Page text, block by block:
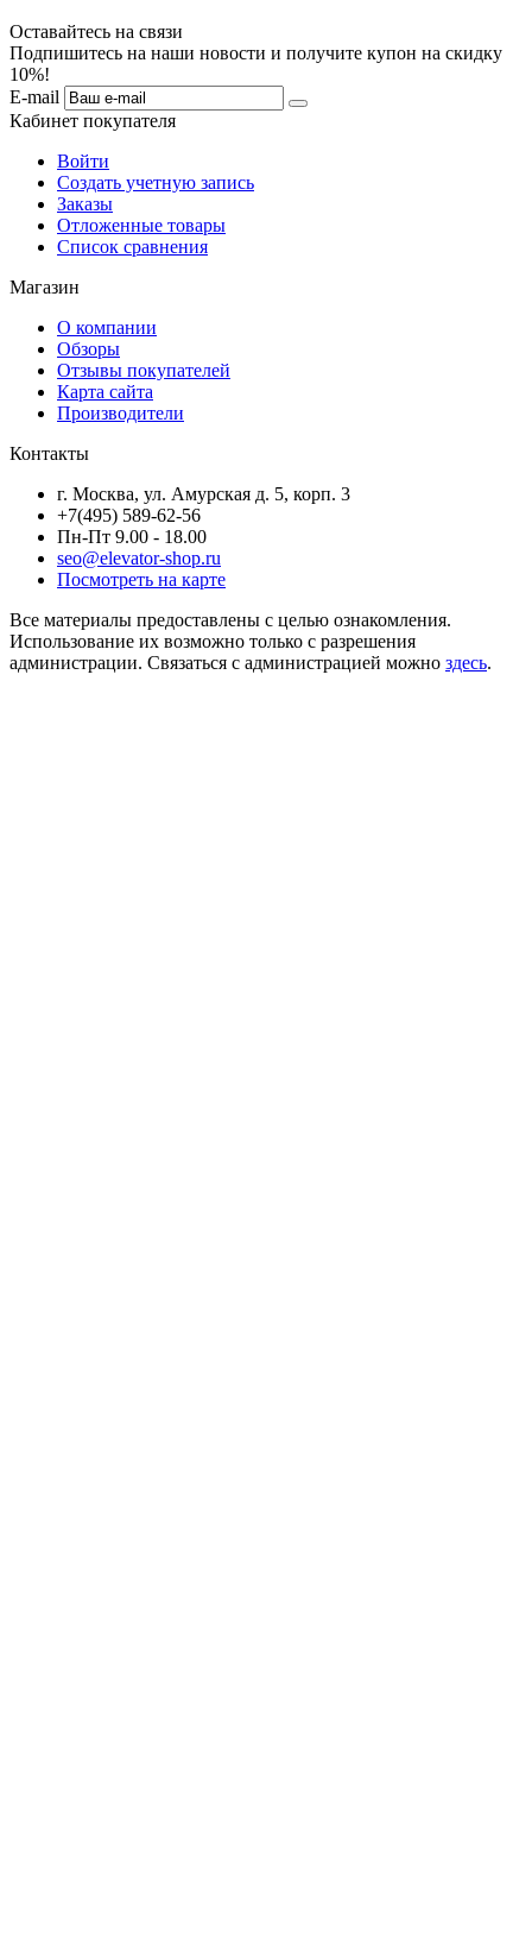
Оставайтесь на связи
Подпишитесь на наши новости и получите купон на скидку
10%!
E-mail
Кабинет покупателя
Войти
Создать учетную запись
Заказы
Отложенные товары
Список сравнения
Магазин
О компании
Обзоры
Отзывы покупателей
Карта сайта
Производители
Контакты
г. Москва, ул. Амурская д. 5, корп. 3
+7(495) 589-62-56
Пн-Пт 9.00 - 18.00
seo@elevator-shop.ru
Посмотреть на карте
Все материалы предоставлены с целью ознакомления.
Использование их возможно только с разрешения
администрации. Связаться с администрацией можно здесь.